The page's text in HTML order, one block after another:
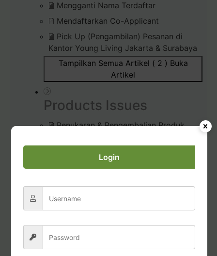
Mengganti Nama Terdaftar
Mendaftarkan Co-Applicant
Pick Up (Pengambilan) Pesanan di
Kantor Young Living Jakarta & Surabaya
Tampilkan Semua Artikel ( 2 ) Buka
Artikel
Products Issues
Penukaran & Pengembalian Produk
Prosedur Unboxing (Membuka)
Pesanan
Commissions & Tax
Pembayaran Bonus Komisi
Permohonan Laporan Pajak
Login